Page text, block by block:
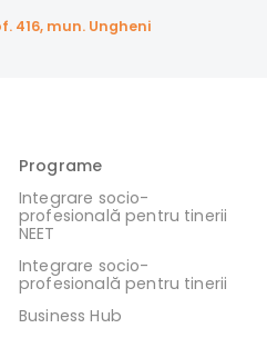
416, mun. Ungheni
Programe
Integrare socio-
profesională pentru tinerii
NEET
Integrare socio-
profesională pentru tinerii
Business Hub